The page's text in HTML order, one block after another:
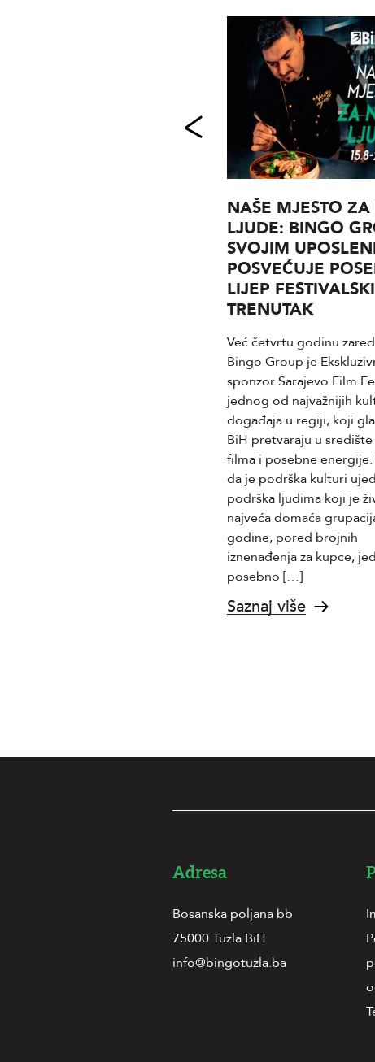
NAŠE MJESTO ZA
LJUDE: BINGO
SVOJIM
POSVEĆUJE
LIJEP FESTIVALSKI
TRENUTAK
Već četvrtu godinu
Bingo Group je
sponzor Sarajevo Film
jednog od najvažnijih
događaja u regiji, koji
BiH pretvaraju u
filma i posebne
da je podrška kulturi
podrška ljudima koji je
najveća domaća
godine, pored brojnih
iznenađenja za kupce,
posebno […]
Saznaj više
Adresa
Bosanska poljana bb
75000 Tuzla BiH
info@bingotuzla.ba